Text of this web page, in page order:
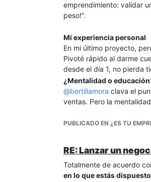
emprendimiento: validar
peso!".
Mi experiencia personal
En mi último proyecto,
Pivoté rápido al darme
desde el día 1, no pierda
¿Mentalidad o
@bertiliamora clava el
ventas. Pero la
PUBLICADO EN ¿ES TU
RE: Lanzar un
Totalmente de acuerdo
en lo que estás